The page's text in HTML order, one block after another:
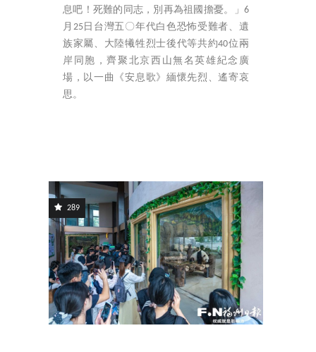
息吧！死難的同志，別再為祖國擔憂。」6
月25日台灣五〇年代白色恐怖受難者、遺
族家屬、大陸犧牲烈士後代等共約40位兩
岸同胞，齊聚北京西山無名英雄紀念廣
場，以一曲《安息歌》緬懷先烈、遙寄哀
思。
289